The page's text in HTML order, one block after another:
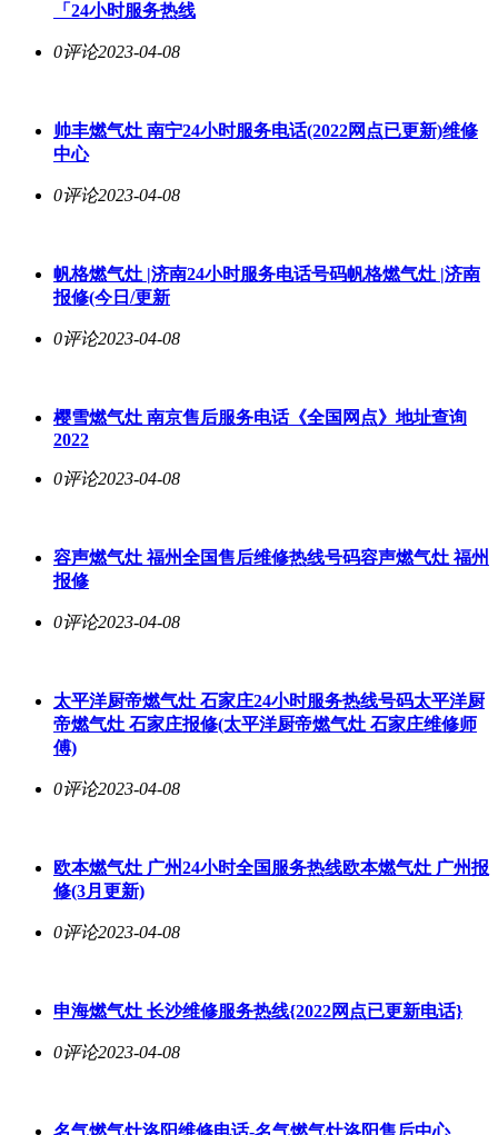
「24小时服务热线
0评论2023-04-08
帅丰燃气灶 南宁24小时服务电话(2022网点已更新)维修
中心
0评论2023-04-08
帆格燃气灶 |济南24小时服务电话号码帆格燃气灶 |济南
报修(今日/更新
0评论2023-04-08
樱雪燃气灶 南京售后服务电话《全国网点》地址查询
2022
0评论2023-04-08
容声燃气灶 福州全国售后维修热线号码容声燃气灶 福州
报修
0评论2023-04-08
太平洋厨帝燃气灶 石家庄24小时服务热线号码太平洋厨
帝燃气灶 石家庄报修(太平洋厨帝燃气灶 石家庄维修师
傅)
0评论2023-04-08
欧本燃气灶 广州24小时全国服务热线欧本燃气灶 广州报
修(3月更新)
0评论2023-04-08
申海燃气灶 长沙维修服务热线{2022网点已更新电话}
0评论2023-04-08
名气燃气灶洛阳维修电话-名气燃气灶洛阳售后中心